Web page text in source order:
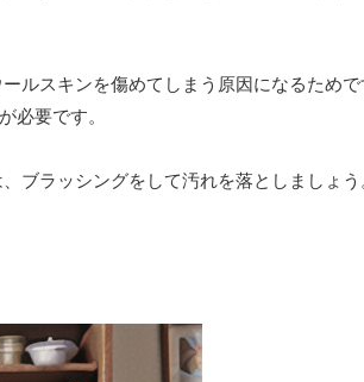
ルスキンを傷めてしまう原因になるため
必要です。
ブラッシングをして汚れを落としましょ